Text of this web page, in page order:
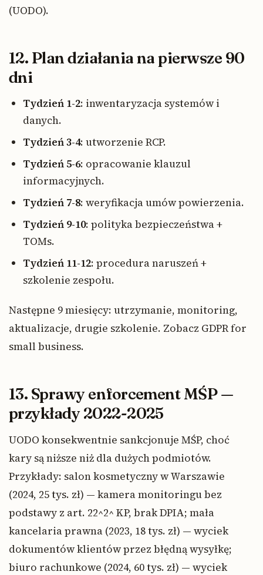
(UODO).
12. Plan działania na pierwsze 90
dni
Tydzień 1-2: inwentaryzacja systemów i
danych.
Tydzień 3-4: utworzenie RCP.
Tydzień 5-6: opracowanie klauzul
informacyjnych.
Tydzień 7-8: weryfikacja umów powierzenia.
Tydzień 9-10: polityka bezpieczeństwa +
TOMs.
Tydzień 11-12: procedura naruszeń +
szkolenie zespołu.
Następne 9 miesięcy: utrzymanie, monitoring,
aktualizacje, drugie szkolenie. Zobacz GDPR for
small business.
13. Sprawy enforcement MŚP —
przykłady 2022-2025
UODO konsekwentnie sankcjonuje MŚP, choć
kary są niższe niż dla dużych podmiotów.
Przykłady: salon kosmetyczny w Warszawie
(2024, 25 tys. zł) — kamera monitoringu bez
podstawy z art. 22^2^ KP, brak DPIA; mała
kancelaria prawna (2023, 18 tys. zł) — wyciek
dokumentów klientów przez błędną wysyłkę;
biuro rachunkowe (2024, 60 tys. zł) — wyciek